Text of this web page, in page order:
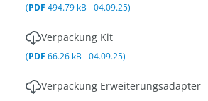
(PDF 494.79 kB - 04.09.25)
Verpackung Kit
(PDF 66.26 kB - 04.09.25)
Verpackung Erweiterungsadapter